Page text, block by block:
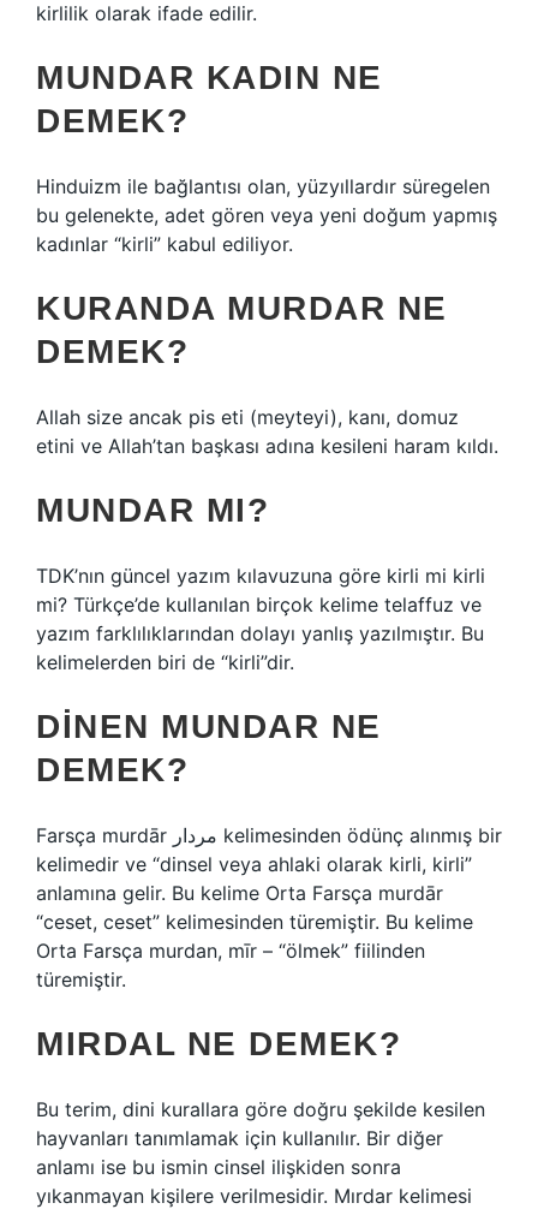
kirlilik olarak ifade edilir.
MUNDAR KADIN NE
DEMEK?
Hinduizm ile bağlantısı olan, yüzyıllardır süregelen
bu gelenekte, adet gören veya yeni doğum yapmış
kadınlar “kirli” kabul ediliyor.
KURANDA MURDAR NE
DEMEK?
Allah size ancak pis eti (meyteyi), kanı, domuz
etini ve Allah’tan başkası adına kesileni haram kıldı.
MUNDAR MI?
TDK’nın güncel yazım kılavuzuna göre kirli mi kirli
mi? Türkçe’de kullanılan birçok kelime telaffuz ve
yazım farklılıklarından dolayı yanlış yazılmıştır. Bu
kelimelerden biri de “kirli”dir.
DINEN MUNDAR NE
DEMEK?
Farsça murdār مردار kelimesinden ödünç alınmış bir
kelimedir ve “dinsel veya ahlaki olarak kirli, kirli”
anlamına gelir. Bu kelime Orta Farsça murdār
“ceset, ceset” kelimesinden türemiştir. Bu kelime
Orta Farsça murdan, mīr – “ölmek” fiilinden
türemiştir.
MIRDAL NE DEMEK?
Bu terim, dini kurallara göre doğru şekilde kesilen
hayvanları tanımlamak için kullanılır. Bir diğer
anlamı ise bu ismin cinsel ilişkiden sonra
yıkanmayan kişilere verilmesidir. Mırdar kelimesi